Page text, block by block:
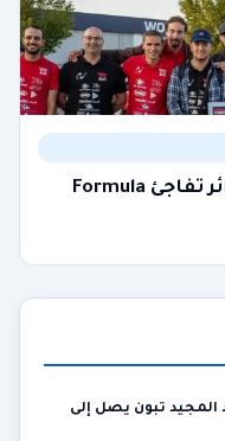
أول مشاركة وأول تتويج..الجزائر تفاجئ Formula
تبون يصل إلى